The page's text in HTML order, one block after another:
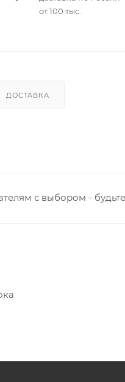
от 100 тыс.
ДОСТАВКА
с выбором -